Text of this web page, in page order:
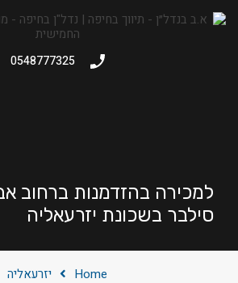
0548777325
למכירה בהזדמנות ברחוב
סילבר בשכונת יזרעאליה
Home יזרעאליה